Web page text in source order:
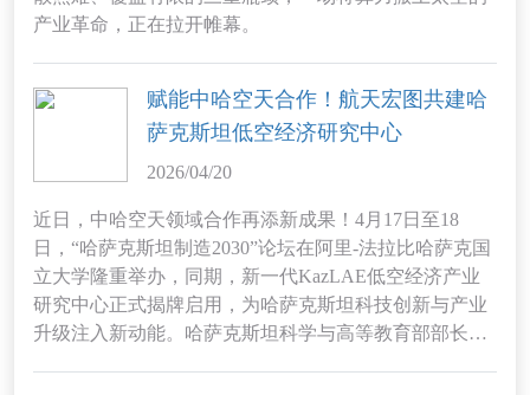
产业革命，正在拉开帷幕。
赋能中哈空天合作！航天宏图共建哈
萨克斯坦低空经济研究中心
2026/04/20
近日，中哈空天领域合作再添新成果！4月17日至18
日，“哈萨克斯坦制造2030”论坛在阿里-法拉比哈萨克国
立大学隆重举办，同期，新一代KazLAE低空经济产业
研究中心正式揭牌启用，为哈萨克斯坦科技创新与产业
升级注入新动能。哈萨克斯坦科学与高等教育部部长萨